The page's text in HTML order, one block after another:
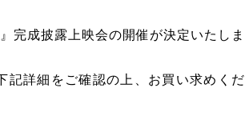
完成披露上映会の開催が決定いたしま
記詳細をご確認の上、お買い求めくだ